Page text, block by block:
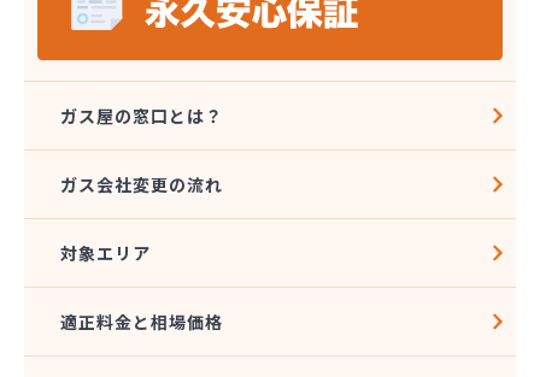
ガス屋の窓口とは？
ガス会社変更の流れ
対象エリア
適正料金と相場価格